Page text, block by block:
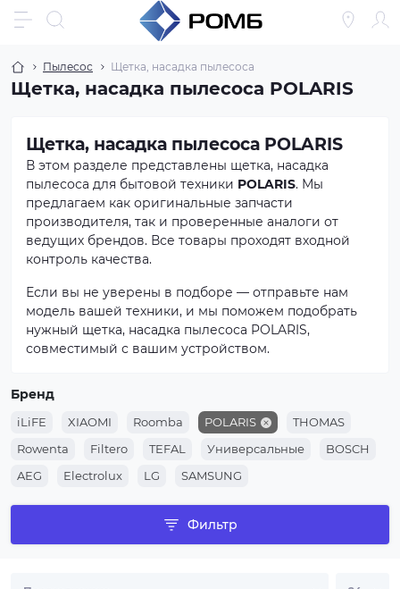
Пылесос Щетка, насадка пылесоса
Щетка, насадка пылесоса POLARIS
Щетка, насадка пылесоса POLARIS
В этом разделе представлены щетка, насадка
пылесоса для бытовой техники POLARIS. Мы
предлагаем как оригинальные запчасти
производителя, так и проверенные аналоги от
ведущих брендов. Все товары проходят входной
контроль качества.
Если вы не уверены в подборе — отправьте нам
модель вашей техники, и мы поможем подобрать
нужный щетка, насадка пылесоса POLARIS,
совместимый с вашим устройством.
Бренд
iLiFE XIAOMI Roomba POLARIS
THOMAS
Rowenta
Filtero TEFAL Универсальные
BOSCH
AEG
Electrolux LG SAMSUNG
Фильтр